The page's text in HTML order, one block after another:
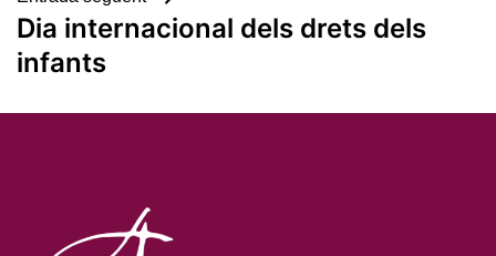
Dia internacional dels drets dels
infants